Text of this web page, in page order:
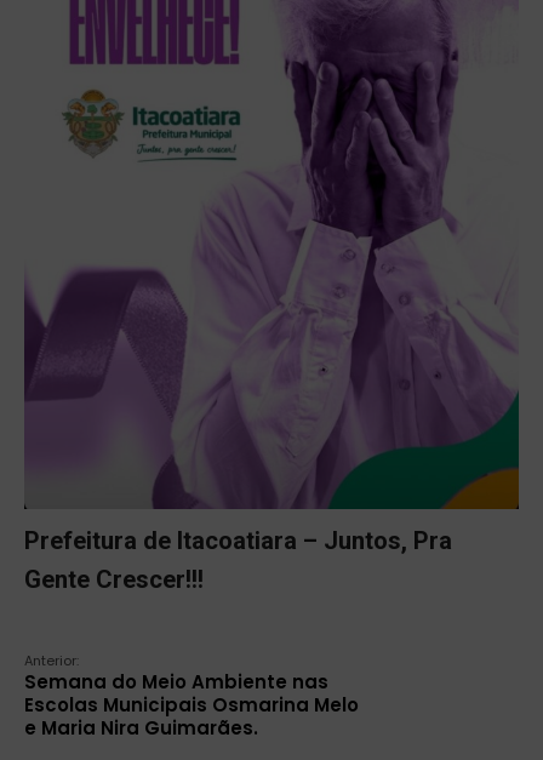
Prefeitura de Itacoatiara – Juntos, Pra
Gente Crescer!!!
Anterior:
Semana do Meio Ambiente nas
Escolas Municipais Osmarina Melo
e Maria Nira Guimarães.